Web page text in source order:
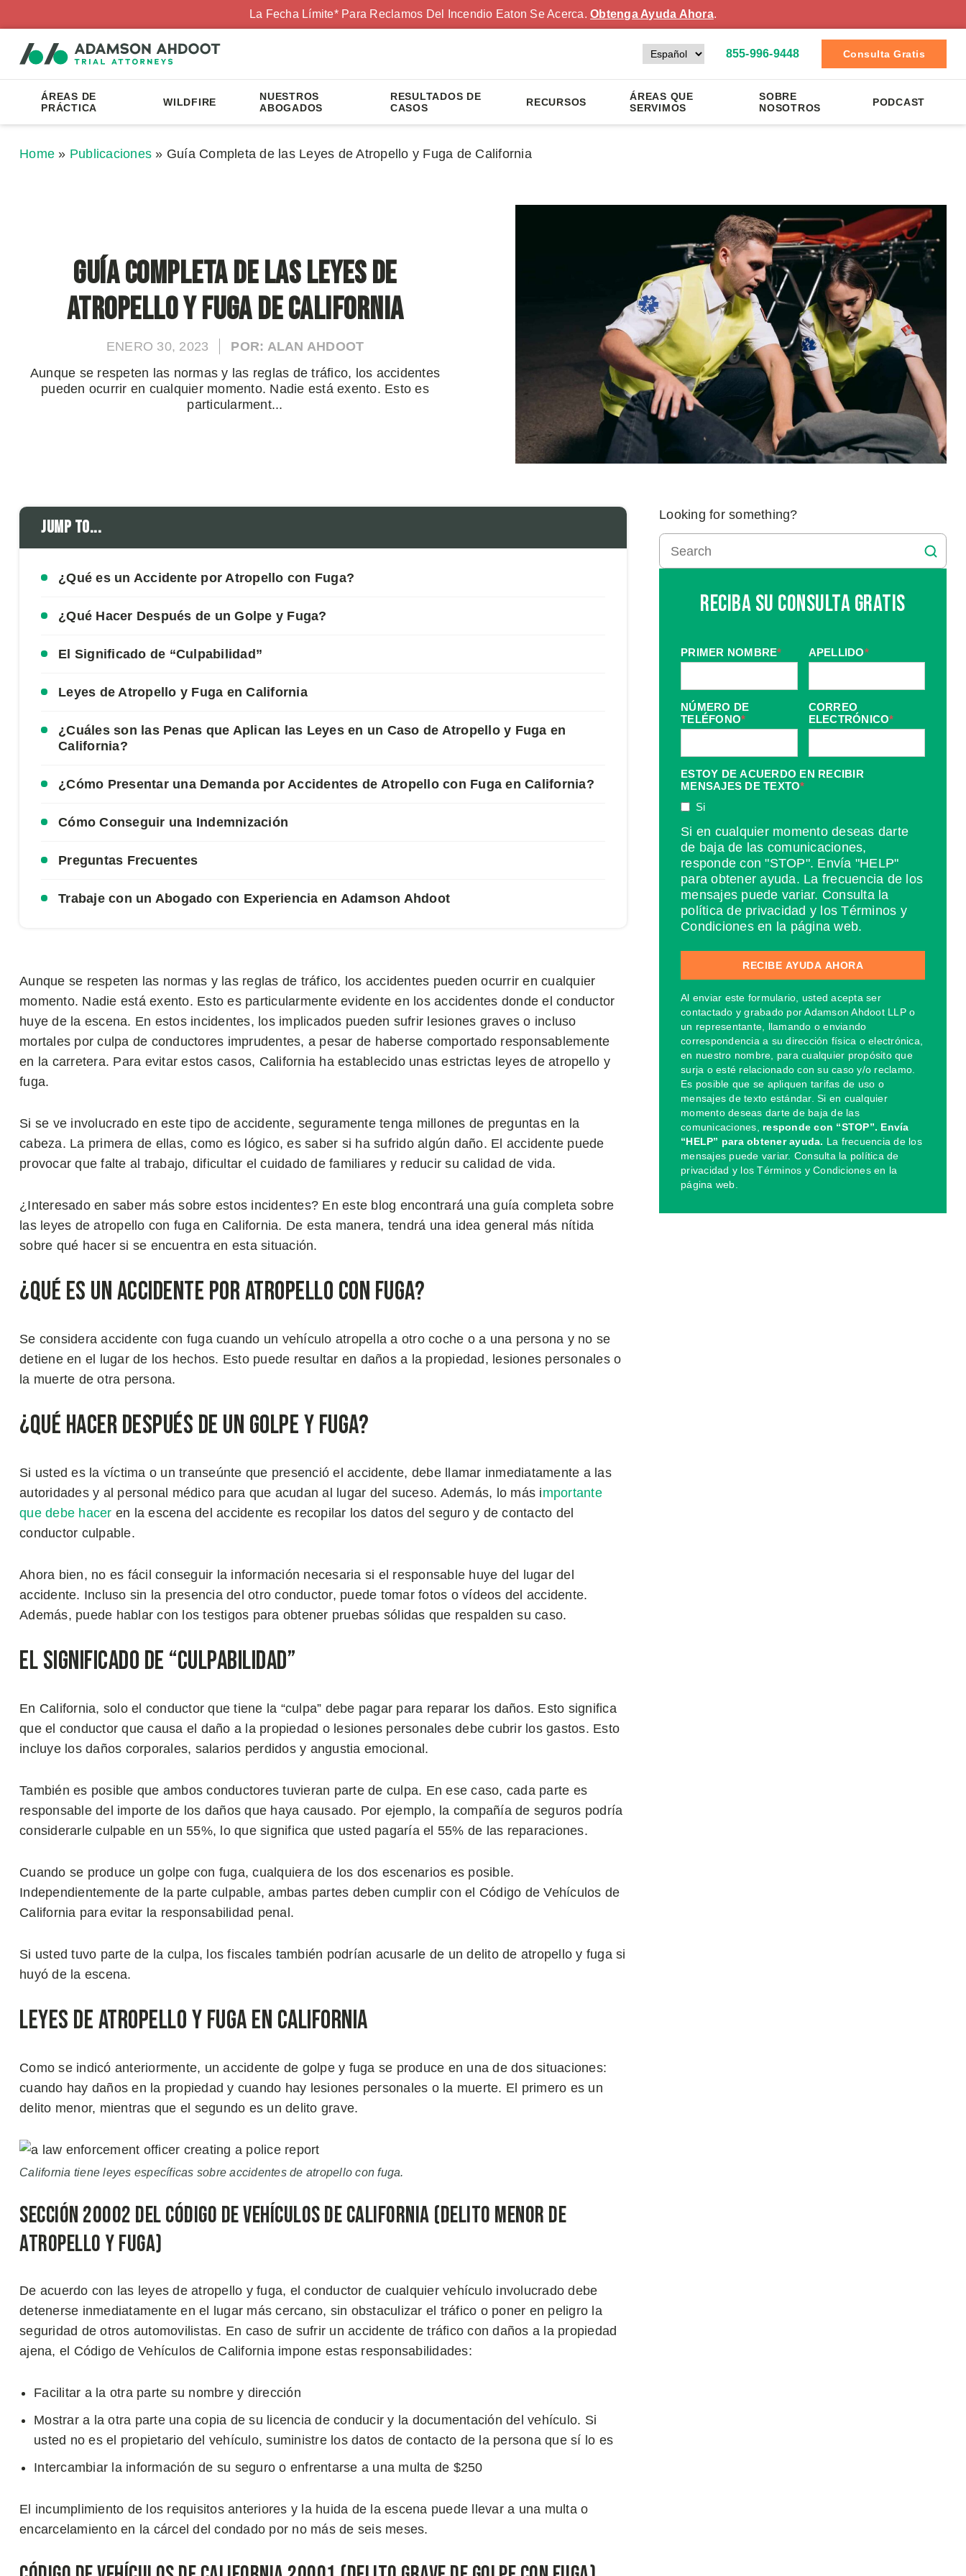
La Fecha Límite* Para Reclamos Del Incendio Eaton Se Acerca.Obtenga Ayuda Ahora.
855-996-9448 Consulta Gratis
ÁREAS DE
PRÁCTICA
WILDFIRE
NUESTROS
ABOGADOS
RESULTADOS DE
CASOS
RECURSOS
ÁREAS QUE
SERVIMOS
SOBRE
NOSOTROS
PODCAST
Home » Publicaciones » Guía Completa de las Leyes de Atropello y Fuga de California
Guía Completa de las Leyes de
Atropello y Fuga de California
ENERO 30, 2023
POR: ALAN AHDOOT
Aunque se respeten las normas y las reglas de tráfico, los accidentes
pueden ocurrir en cualquier momento. Nadie está exento. Esto es
particularment...
Jump to...
¿Qué es un Accidente por Atropello con Fuga?
¿Qué Hacer Después de un Golpe y Fuga?
El Significado de “Culpabilidad”
Leyes de Atropello y Fuga en California
¿Cuáles son las Penas que Aplican las Leyes en un Caso de Atropello y Fuga en
California?
¿Cómo Presentar una Demanda por Accidentes de Atropello con Fuga en California?
Cómo Conseguir una Indemnización
Preguntas Frecuentes
Trabaje con un Abogado con Experiencia en Adamson Ahdoot
Aunque se respeten las normas y las reglas de tráfico, los accidentes pueden ocurrir en cualquier
momento. Nadie está exento. Esto es particularmente evidente en los accidentes donde el conductor
huye de la escena. En estos incidentes, los implicados pueden sufrir lesiones graves o incluso
mortales por culpa de conductores imprudentes, a pesar de haberse comportado responsablemente
en la carretera. Para evitar estos casos, California ha establecido unas estrictas leyes de atropello y
fuga.
Si se ve involucrado en este tipo de accidente, seguramente tenga millones de preguntas en la
cabeza. La primera de ellas, como es lógico, es saber si ha sufrido algún daño. El accidente puede
provocar que falte al trabajo, dificultar el cuidado de familiares y reducir su calidad de vida.
¿Interesado en saber más sobre estos incidentes? En este blog encontrará una guía completa sobre
las leyes de atropello con fuga en California. De esta manera, tendrá una idea general más nítida
sobre qué hacer si se encuentra en esta situación.
¿Qué es un Accidente por Atropello con Fuga?
Se considera accidente con fuga cuando un vehículo atropella a otro coche o a una persona y no se
detiene en el lugar de los hechos. Esto puede resultar en daños a la propiedad, lesiones personales o
la muerte de otra persona.
¿Qué Hacer Después de un Golpe y Fuga?
Si usted es la víctima o un transeúnte que presenció el accidente, debe llamar inmediatamente a las
autoridades y al personal médico para que acudan al lugar del suceso. Además, lo más importante
que debe hacer en la escena del accidente es recopilar los datos del seguro y de contacto del
conductor culpable.
Ahora bien, no es fácil conseguir la información necesaria si el responsable huye del lugar del
accidente. Incluso sin la presencia del otro conductor, puede tomar fotos o vídeos del accidente.
Además, puede hablar con los testigos para obtener pruebas sólidas que respalden su caso.
El Significado de “Culpabilidad”
En California, solo el conductor que tiene la “culpa” debe pagar para reparar los daños. Esto significa
que el conductor que causa el daño a la propiedad o lesiones personales debe cubrir los gastos. Esto
incluye los daños corporales, salarios perdidos y angustia emocional.
También es posible que ambos conductores tuvieran parte de culpa. En ese caso, cada parte es
responsable del importe de los daños que haya causado. Por ejemplo, la compañía de seguros podría
considerarle culpable en un 55%, lo que significa que usted pagaría el 55% de las reparaciones.
Cuando se produce un golpe con fuga, cualquiera de los dos escenarios es posible.
Independientemente de la parte culpable, ambas partes deben cumplir con el Código de Vehículos de
California para evitar la responsabilidad penal.
Si usted tuvo parte de la culpa, los fiscales también podrían acusarle de un delito de atropello y fuga si
huyó de la escena.
Leyes de Atropello y Fuga en California
Como se indicó anteriormente, un accidente de golpe y fuga se produce en una de dos situaciones:
cuando hay daños en la propiedad y cuando hay lesiones personales o la muerte. El primero es un
delito menor, mientras que el segundo es un delito grave.
California tiene leyes específicas sobre accidentes de atropello con fuga.
Sección 20002 del Código de Vehículos de California (Delito Menor de
Atropello y Fuga)
De acuerdo con las leyes de atropello y fuga, el conductor de cualquier vehículo involucrado debe
detenerse inmediatamente en el lugar más cercano, sin obstaculizar el tráfico o poner en peligro la
seguridad de otros automovilistas. En caso de sufrir un accidente de tráfico con daños a la propiedad
ajena, el Código de Vehículos de California impone estas responsabilidades:
Facilitar a la otra parte su nombre y dirección
Mostrar a la otra parte una copia de su licencia de conducir y la documentación del vehículo. Si
usted no es el propietario del vehículo, suministre los datos de contacto de la persona que sí lo es
Intercambiar la información de su seguro o enfrentarse a una multa de $250
El incumplimiento de los requisitos anteriores y la huida de la escena puede llevar a una multa o
encarcelamiento en la cárcel del condado por no más de seis meses.
Looking for something?
Reciba Su Consulta Gratis
PRIMER NOMBRE* APELLIDO*
NÚMERO DE
TELÉFONO*
CORREO
ELECTRÓNICO*
ESTOY DE ACUERDO EN RECIBIR
MENSAJES DE TEXTO*
Si
Si en cualquier momento deseas darte
de baja de las comunicaciones,
responde con "STOP". Envía "HELP"
para obtener ayuda. La frecuencia de los
mensajes puede variar. Consulta la
política de privacidad y los Términos y
Condiciones en la página web.
Al enviar este formulario, usted acepta ser
contactado y grabado por Adamson Ahdoot LLP o
un representante, llamando o enviando
correspondencia a su dirección física o electrónica,
en nuestro nombre, para cualquier propósito que
surja o esté relacionado con su caso y/o reclamo.
Es posible que se apliquen tarifas de uso o
mensajes de texto estándar. Si en cualquier
momento deseas darte de baja de las
comunicaciones, responde con “STOP”. Envía
“HELP” para obtener ayuda. La frecuencia de los
mensajes puede variar. Consulta la política de
privacidad y los Términos y Condiciones en la
página web.